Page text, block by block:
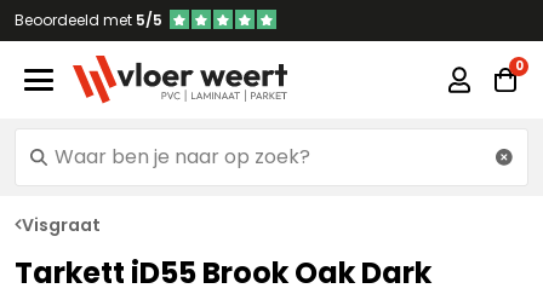
Beoordeeld met 5/5
Visgraat
Tarkett iD55 Brook Oak Dark